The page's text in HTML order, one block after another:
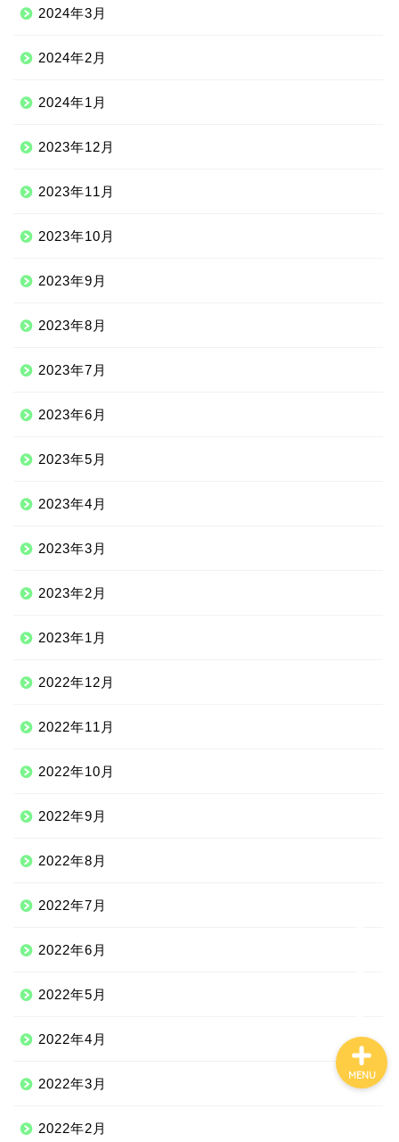
2024年3月
2024年2月
2024年1月
2023年12月
2023年11月
2023年10月
2023年9月
2023年8月
2023年7月
2023年6月
2023年5月
2023年4月
2023年3月
2023年2月
2023年1月
2022年12月
2022年11月
2022年10月
2022年9月
2022年8月
2022年7月
2022年6月
2022年5月
2022年4月
2022年3月
2022年2月
MENU